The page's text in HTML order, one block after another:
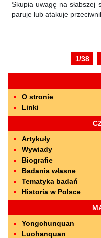
O stronie
Linki
Artykuły
Wywiady
Biografie
Badania własne
Tematyka badań
Historia w Polsce
Yongchunquan
Luohanquan
Skupia uwagę na słabszej
paruje lub atakuje
1/38